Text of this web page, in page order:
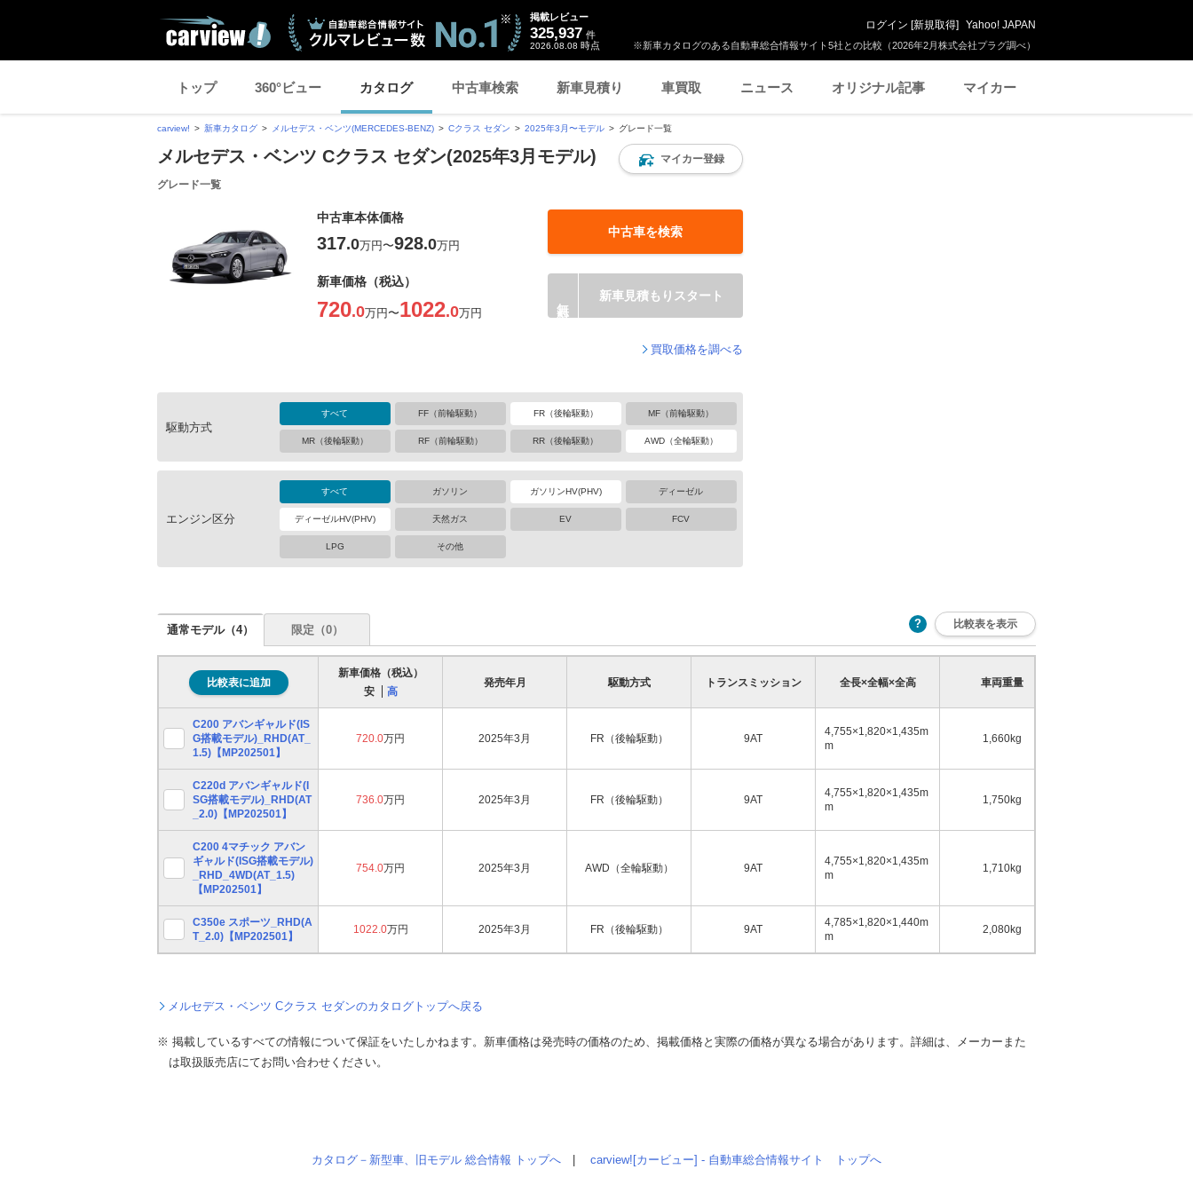
※新車カタログのある自動車総合情報サイト5社との比較（2026年2月株式会社プラグ調べ）
掲載レビュー
325,937 件
2026.08.08 時点
ログイン [新規取得] Yahoo! JAPAN
トップ 360°ビュー カタログ 中古車検索 新車見積り 車買取 ニュース オリジナル記事 マイカー
carview! 新車カタログ メルセデス・ベンツ(MERCEDES-BENZ) Cクラス セダン 2025年3月〜モデル グレード一覧
メルセデス・ベンツ Cクラス セダン(2025年3月モデル)
グレード一覧
マイカー登録
中古車本体価格
317.0万円〜928.0万円
中古車を検索
新車価格（税込）
720.0万円〜1022.0万円
新車見積もりスタート
買取価格を調べる
駆動方式
すべて FF（前輪駆動） FR（後輪駆動） MF（前輪駆動）
MR（後輪駆動） RF（前輪駆動） RR（後輪駆動） AWD（全輪駆動）
エンジン区分
すべて ガソリン ガソリンHV(PHV) ディーゼル
ディーゼルHV(PHV) 天然ガス EV FCV
LPG その他
通常モデル（4） 限定（0） 比較表を表示
比較表に追加
新車価格（税込）
安
高
発売年月 駆動方式 トランスミッション 全長×全幅×全高 車両重量
C200 アバンギャルド(IS
G搭載モデル)_RHD(AT_
1.5)【MP202501】
720.0万円 2025年3月 FR（後輪駆動） 9AT
4,755×1,820×1,435m
m
1,660kg
C220d アバンギャルド(I
SG搭載モデル)_RHD(AT
_2.0)【MP202501】
736.0万円 2025年3月 FR（後輪駆動） 9AT
4,755×1,820×1,435m
m
1,750kg
C200 4マチック アバン
ギャルド(ISG搭載モデル)
_RHD_4WD(AT_1.5)
【MP202501】
754.0万円 2025年3月 AWD（全輪駆動） 9AT
4,755×1,820×1,435m
m
1,710kg
C350e スポーツ_RHD(A
T_2.0)【MP202501】
1022.0万円 2025年3月 FR（後輪駆動） 9AT
4,785×1,820×1,440m
m
2,080kg
メルセデス・ベンツ Cクラス セダンのカタログトップへ戻る
※ 掲載しているすべての情報について保証をいたしかねます。新車価格は発売時の価格のため、掲載価格と実際の価格が異なる場合があります。詳細は、メーカーまた
は取扱販売店にてお問い合わせください。
カタログ－新型車、旧モデル 総合情報 トップへ carview![カービュー] - 自動車総合情報サイト トップへ